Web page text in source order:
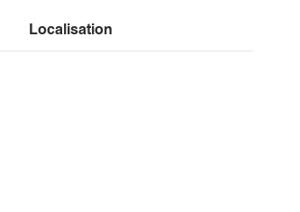
Localisation